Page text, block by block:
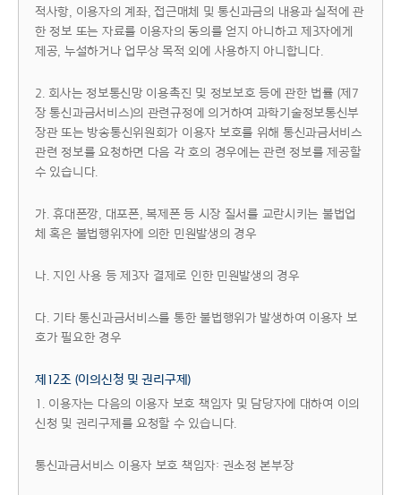
적사항, 이용자의 계좌, 접근매체 및 통신과금의 내용과 실적에 관
한 정보 또는 자료를 이용자의 동의를 얻지 아니하고 제3자에게
제공, 누설하거나 업무상 목적 외에 사용하지 아니합니다.
2. 회사는 정보통신망 이용촉진 및 정보보호 등에 관한 법률 (제7
장 통신과금서비스)의 관련규정에 의거하여 과학기술정보통신부
장관 또는 방송통신위원회가 이용자 보호를 위해 통신과금서비스
관련 정보를 요청하면 다음 각 호의 경우에는 관련 정보를 제공할
수 있습니다.
가. 휴대폰깡, 대포폰, 복제폰 등 시장 질서를 교란시키는 불법업
체 혹은 불법행위자에 의한 민원발생의 경우
나. 지인 사용 등 제3자 결제로 인한 민원발생의 경우
다. 기타 통신과금서비스를 통한 불법행위가 발생하여 이용자 보
호가 필요한 경우
제12조 (이의신청 및 권리구제)
1. 이용자는 다음의 이용자 보호 책임자 및 담당자에 대하여 이의
신청 및 권리구제를 요청할 수 있습니다.
통신과금서비스 이용자 보호 책임자: 권소정 본부장